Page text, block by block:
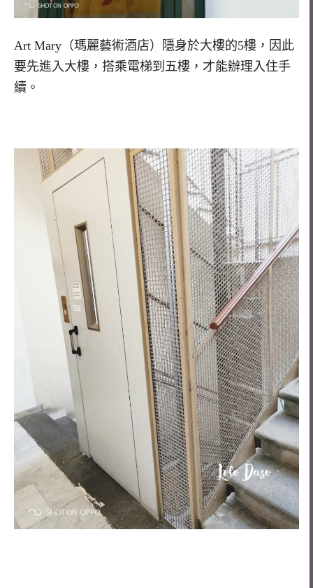
Art Mary（瑪麗藝術酒店）隱身於大樓的5樓，因此
要先進入大樓，搭乘電梯到五樓，才能辦理入住手
續。